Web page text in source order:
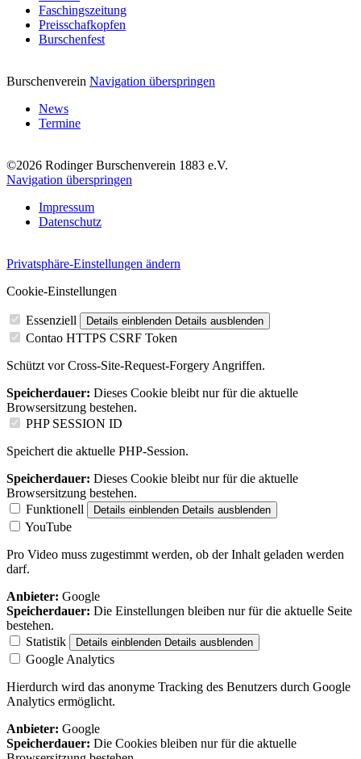
Faschingszeitung
Preisschafkopfen
Burschenfest
Burschenverein Navigation überspringen
News
Termine
©2026 Rodinger Burschenverein 1883 e.V.
Navigation überspringen
Impressum
Datenschutz
Privatsphäre-Einstellungen ändern
Cookie-Einstellungen
Essenziell Details einblenden Details ausblenden
Contao HTTPS CSRF Token
Schützt vor Cross-Site-Request-Forgery Angriffen.
Speicherdauer: Dieses Cookie bleibt nur für die aktuelle
Browsersitzung bestehen.
PHP SESSION ID
Speichert die aktuelle PHP-Session.
Speicherdauer: Dieses Cookie bleibt nur für die aktuelle
Browsersitzung bestehen.
Funktionell
Details einblenden Details ausblenden
YouTube
Pro Video muss zugestimmt werden, ob der Inhalt geladen werden
darf.
Anbieter: Google
Speicherdauer: Die Einstellungen bleiben nur für die aktuelle Seite
bestehen.
Statistik
Details einblenden Details ausblenden
Google Analytics
Hierdurch wird das anonyme Tracking des Benutzers durch Google
Analytics ermöglicht.
Anbieter: Google
Speicherdauer: Die Cookies bleiben nur für die aktuelle